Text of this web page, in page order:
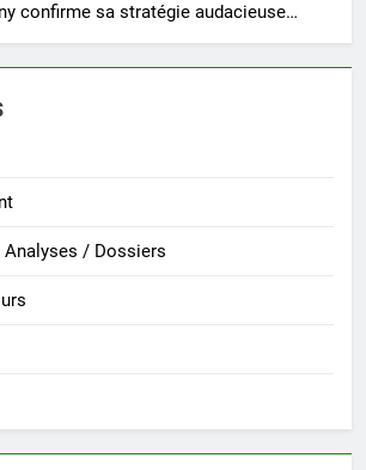
confirme sa stratégie audacieuse…
Analyses / Dossiers